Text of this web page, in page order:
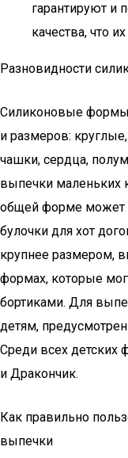
гарантируют и
качества, что
Разновидности
Силиконовые
и размеров:
чашки, сердца,
выпечки маленьких
общей форме может
булочки для хот
крупнее размером,
формах, которые
бортиками. Для
детям,
Среди всех
и Дракончик.
Как правильно
выпечки